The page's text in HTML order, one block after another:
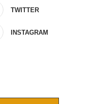
TWITTER
INSTAGRAM